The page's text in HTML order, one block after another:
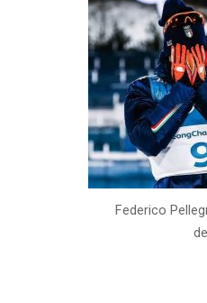
Federico